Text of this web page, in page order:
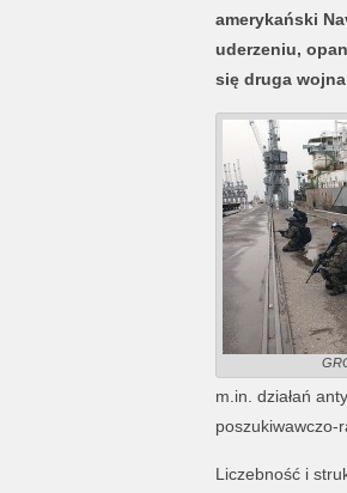
amerykański
uderzeniu,
się druga
m.in. działań
poszukiwawczo-
Liczebność i